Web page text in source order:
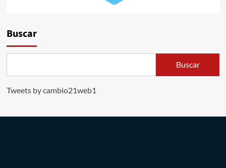
Buscar
Buscar
Tweets by cambio21web1